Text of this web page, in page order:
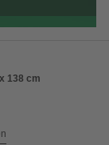
138 cm